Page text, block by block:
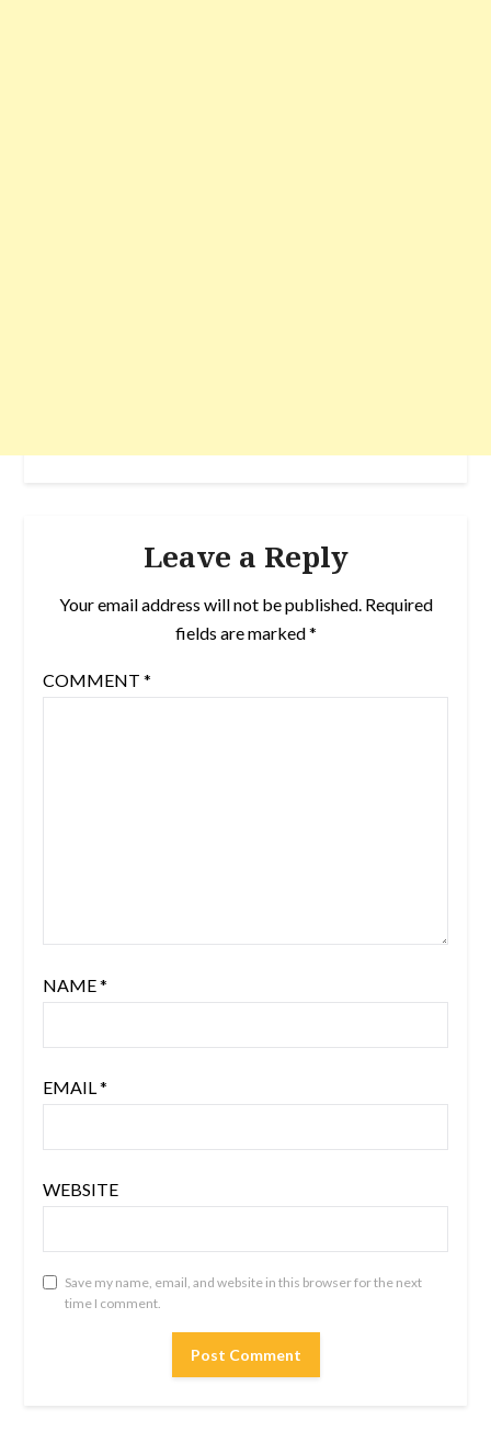
Leave a Reply
Your email address will not be published. Required
fields are marked*
COMMENT *
NAME*
EMAIL *
WEBSITE
Save my name, email, and website in this browser for the next
time I comment.